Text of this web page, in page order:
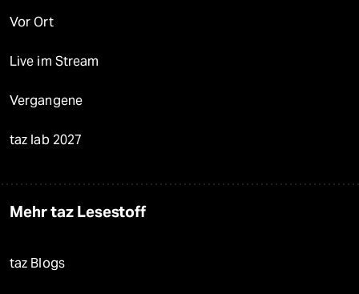
Vor Ort
Live im Stream
Vergangene
taz lab 2027
Mehr taz Lesestoff
taz Blogs